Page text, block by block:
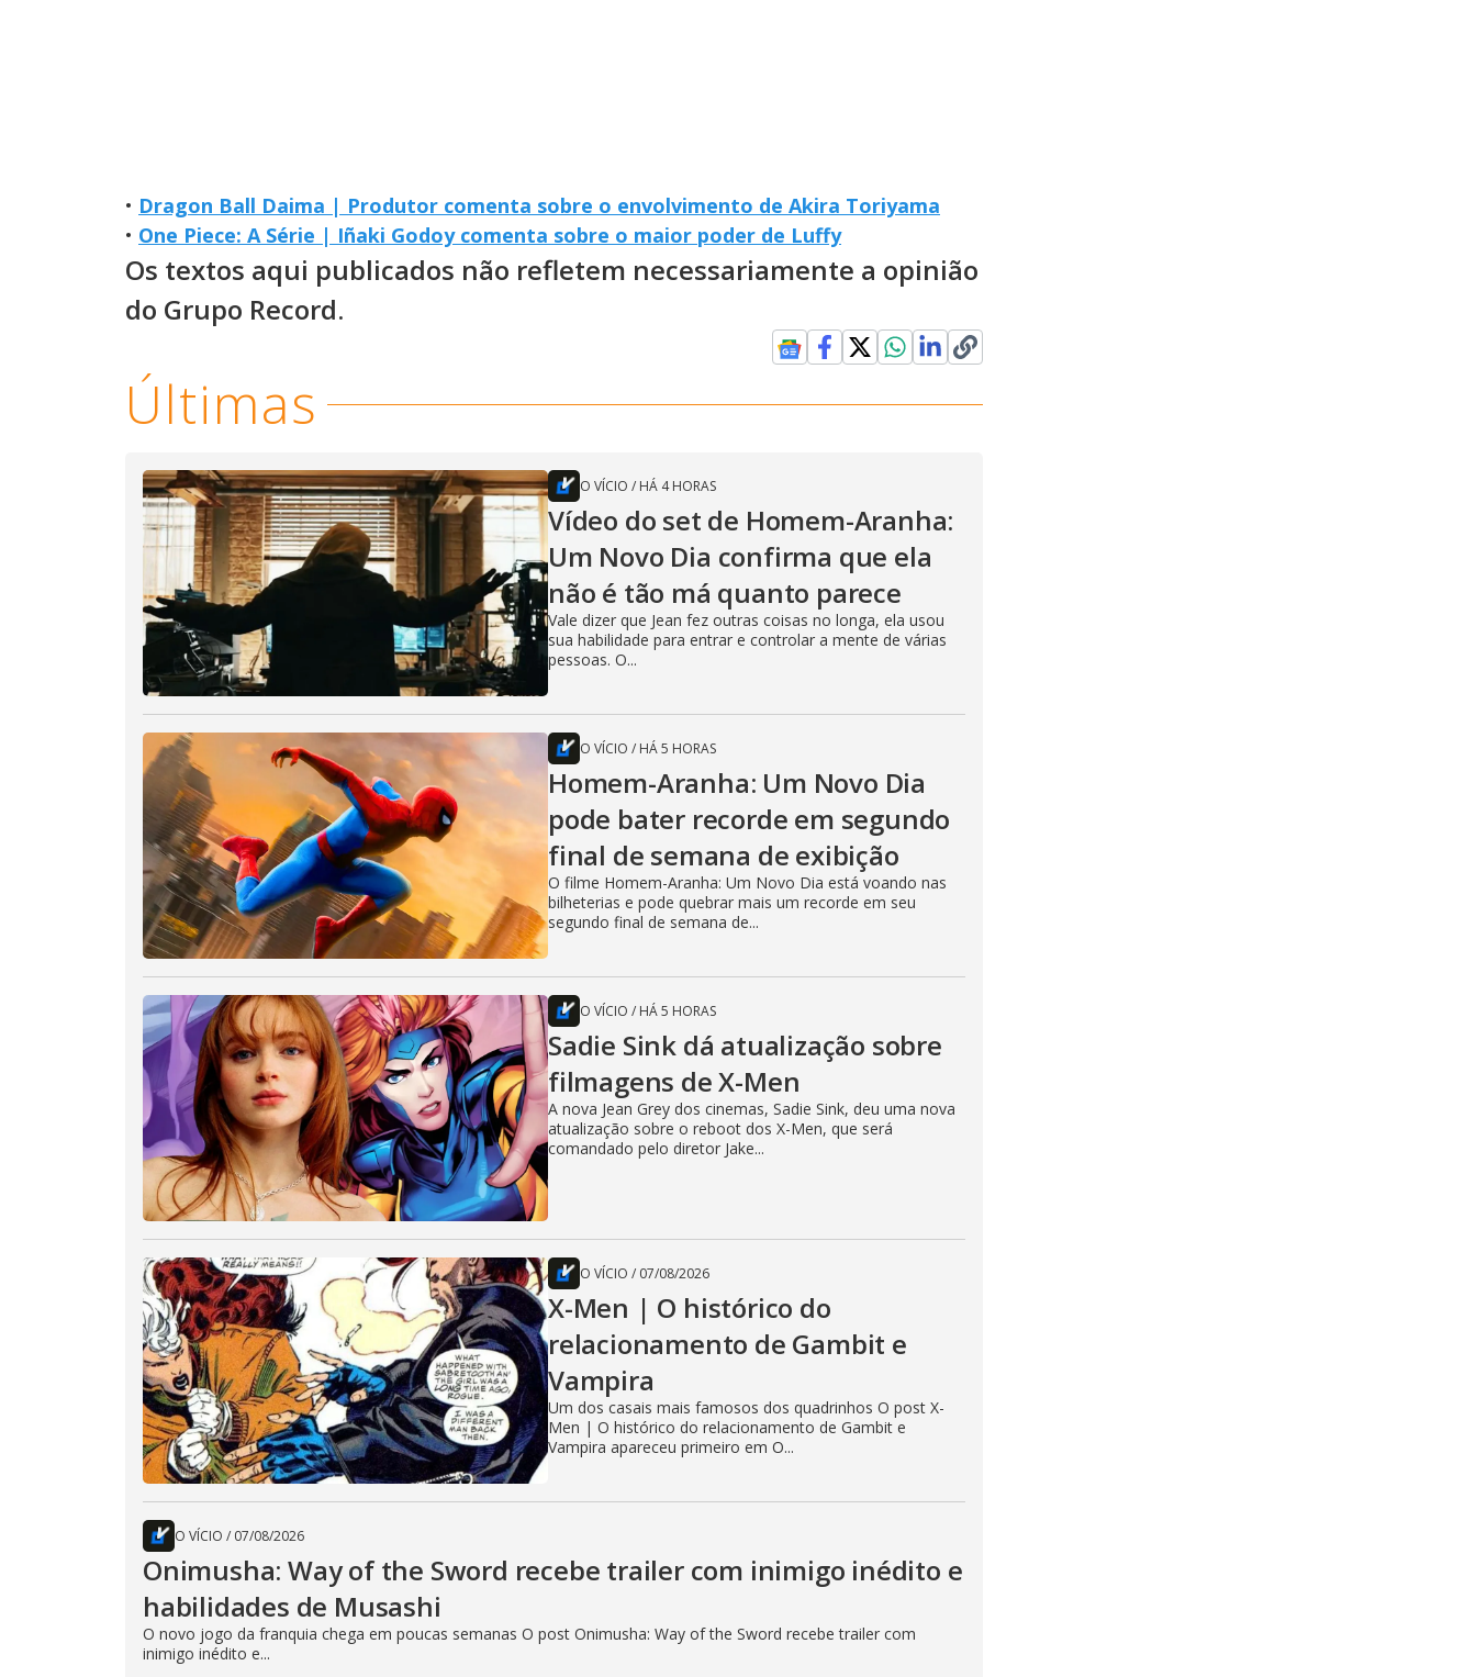
• Dragon Ball Daima | Produtor comenta sobre o envolvimento de Akira Toriyama
• One Piece: A Série | Iñaki Godoy comenta sobre o maior poder de Luffy
Os textos aqui publicados não refletem necessariamente a opinião
do Grupo Record.
Últimas
O VÍCIO / HÁ 4 HORAS
Vídeo do set de Homem-Aranha:
Um Novo Dia confirma que ela
não é tão má quanto parece
Vale dizer que Jean fez outras coisas no longa, ela usou
sua habilidade para entrar e controlar a mente de várias
pessoas. O...
O VÍCIO / HÁ 5 HORAS
Homem-Aranha: Um Novo Dia
pode bater recorde em segundo
final de semana de exibição
O filme Homem-Aranha: Um Novo Dia está voando nas
bilheterias e pode quebrar mais um recorde em seu
segundo final de semana de...
O VÍCIO / HÁ 5 HORAS
Sadie Sink dá atualização sobre
filmagens de X-Men
A nova Jean Grey dos cinemas, Sadie Sink, deu uma nova
atualização sobre o reboot dos X-Men, que será
comandado pelo diretor Jake...
O VÍCIO / 07/08/2026
X-Men | O histórico do
relacionamento de Gambit e
Vampira
Um dos casais mais famosos dos quadrinhos O post X-
Men | O histórico do relacionamento de Gambit e
Vampira apareceu primeiro em O...
O VÍCIO / 07/08/2026
Onimusha: Way of the Sword recebe trailer com inimigo inédito e
habilidades de Musashi
O novo jogo da franquia chega em poucas semanas O post Onimusha: Way of the Sword recebe trailer com
inimigo inédito e...